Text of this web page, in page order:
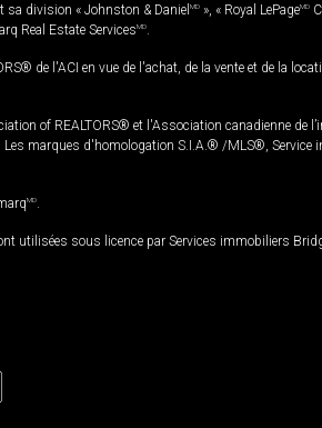
sa division « Johnston & Daniel MD », « Royal LePageMD
Real Estate ServicesMD
de l'ACI en vue de l'achat, de la vente et de la
of REALTORS® et l'Association canadienne de
marques d'homologation S.I.A.® /MLS®, Service
MD
utilisées sous licence par Services immobiliers